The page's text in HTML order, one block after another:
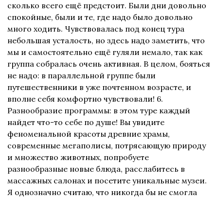
сколько всего ещё предстоит. Были дни довольно
спокойные, были и те, где надо было довольно
много ходить. Чувствовалась под конец тура
небольшая усталость, но здесь надо заметить, что
мы и самостоятельно ещё гуляли немало, так как
группа собралась очень активная. В целом, бояться
не надо: в параллельной группе были
путешественники в уже почтенном возрасте, и
вполне себя комфортно чувствовали! 6.
Разнообразие программы: в этом туре каждый
найдет что-то себе по душе! Вы увидите
феноменальной красоты древние храмы,
современные мегаполисы, потрясающую природу
и множество животных, попробуете
разнообразные новые блюда, расслабитесь в
массажных салонах и посетите уникальные музеи.
Я однозначно считаю, что никогда бы не смогла